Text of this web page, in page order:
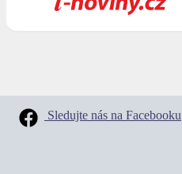
Sledujte nás na Facebooku